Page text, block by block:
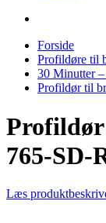
Forside
Profildøre til
30 Minutter
Profildør til
765-SD-
Læs